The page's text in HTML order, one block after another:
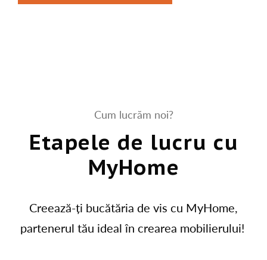
Cum lucrăm noi?
Etapele de lucru cu
MyHome
Creează-ți bucătăria de vis cu MyHome,
partenerul tău ideal în crearea mobilierului!